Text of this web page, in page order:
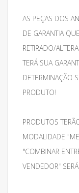
AS PEÇAS DOS
DE GARANTIA
RETIRADO/
TERÁ SUA
DETERMINAÇÃO
PRODUTO!
PRODUTOS
MODALIDADE
"COMBINAR
VENDEDOR"